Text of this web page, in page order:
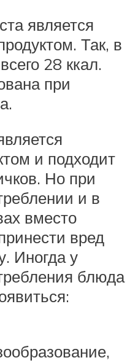
является
Так, в
28 ккал.
при
и подходит
Но при
и в
вместо
вред
Иногда у
блюда